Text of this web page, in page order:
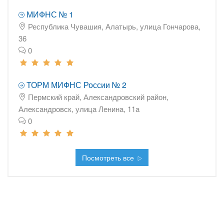
МИФНС № 1
Республика Чувашия, Алатырь, улица Гончарова,
36
0
ТОРМ МИФНС России № 2
Пермский край, Александровский район,
Александровск, улица Ленина, 11а
0
Посмотреть все